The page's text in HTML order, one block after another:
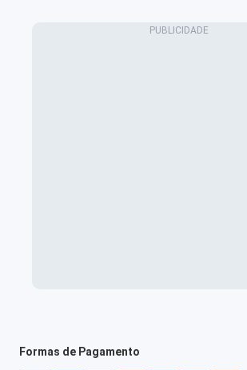
Formas de Pagamento